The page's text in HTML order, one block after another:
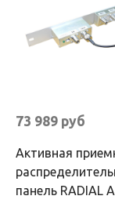
73 989 руб
Активная
панель RADIAL